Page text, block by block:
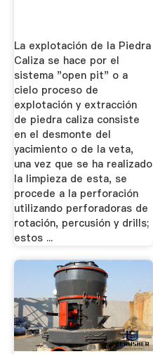
La explotación de la Piedra
Caliza se hace por el
sistema "open pit" o a
cielo proceso de
explotación y extracción
de piedra caliza consiste
en el desmonte del
yacimiento o de la veta,
una vez que se ha realizado
la limpieza de esta, se
procede a la perforación
utilizando perforadoras de
rotación, percusión y drills;
estos ...